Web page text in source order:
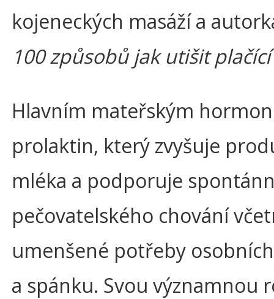
kojeneckých masáží a
100 způsobů jak utišit
Hlavním mateřským
prolaktin, který zvyšuje
mléka a podporuje
pečovatelského chování
umenšené potřeby
a spánku. Svou významnou